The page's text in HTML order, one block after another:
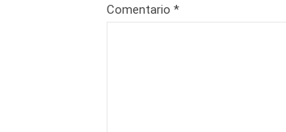
Comentario *